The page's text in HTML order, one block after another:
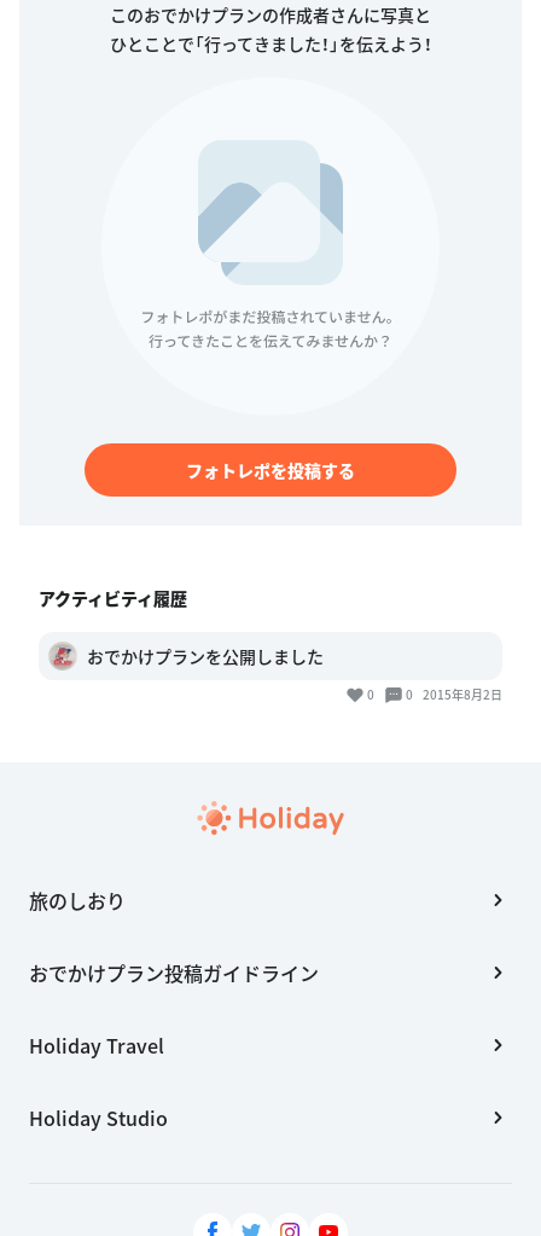
このおでかけプランの作成者さんに写真と
ひとことで「行ってきました！」を伝えよう！
フォトレポを投稿する
アクティビティ履歴
おでかけプランを公開しました
0 0 2015年8月2日
旅のしおり
おでかけプラン投稿ガイドライン
Holiday Travel
Holiday Studio